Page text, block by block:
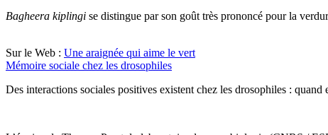
Bagheera kiplingi se distingue par son goût très prononcé pour la
Sur le Web : Une araignée qui aime le vert
Mémoire sociale chez les drosophiles
Des interactions sociales positives existent chez les drosophiles :